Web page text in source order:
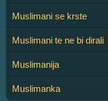
Muslimani se krste
Muslimani te ne bi dirali
Muslimanija
Muslimanka